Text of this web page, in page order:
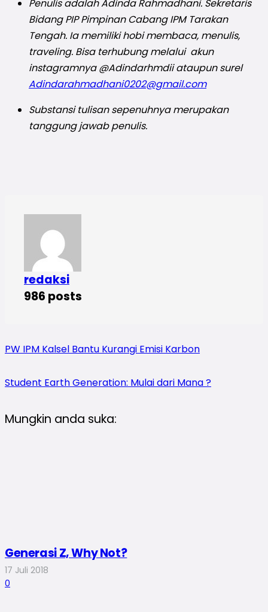
Penulis adalahAdinda Rahmadhani. Sekretaris
Bidang PIP Pimpinan Cabang IPM Tarakan
Tengah. Ia memiliki hobi membaca, menulis,
traveling. Bisa terhubung melalui akun
instagramnya @Adindarhmdii ataupun surel
Adindarahmadhani0202@gmail.com
Substansi tulisan sepenuhnya merupakan
tanggung jawab penulis.
redaksi
986 posts
PW IPM Kalsel Bantu Kurangi Emisi Karbon
Student Earth Generation: Mulai dari Mana ?
Mungkin anda suka:
Generasi Z, Why Not?
17 Juli 2018
0